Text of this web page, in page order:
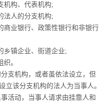
机构、代表机构;
法人的分支机构;
商业银行、政策性银行和非银行
乡镇企业、街道企业;
。
支机构，或者虽依法设立，但
立该分支机构的法人为当事人。
活动，当事人请求由挂靠人和